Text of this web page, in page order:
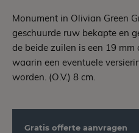
Monument in Olivian Green
geschuurde ruw bekapte en
de beide zuilen is een 19
waarin een eventuele
worden. (O.V.) 8 cm.
Gratis offerte aanvragen